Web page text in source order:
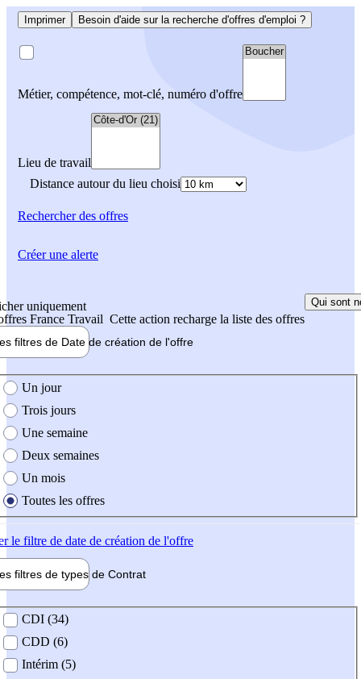
Imprimer Besoin d'aide sur la recherche d'offres d'emploi ?
Métier, compétence, mot-clé, numéro d'offre
Lieu de travail
Distance autour du lieu choisi
Rechercherdes offres
uniquement
France Travail Cette action recharge la liste des offres
Qui sont
filtres de Date de création de l'offre
création de l'offre
Un jour
Trois jours
Une semaine
Deux semaines
Un mois
Toutes les offres
le filtre de date de création de l'offre
filtres de types de Contrat
contrat
CDI (34)
CDD (6)
Intérim (5)
Créer une alerte